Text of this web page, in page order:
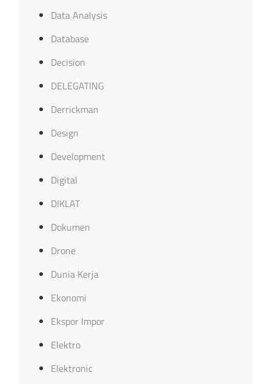
Data Analysis
Database
Decision
DELEGATING
Derrickman
Design
Development
Digital
DIKLAT
Dokumen
Drone
Dunia Kerja
Ekonomi
Ekspor Impor
Elektro
Elektronic